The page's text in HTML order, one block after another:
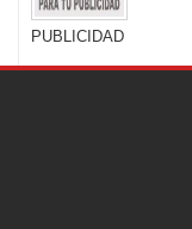
PUBLICIDAD